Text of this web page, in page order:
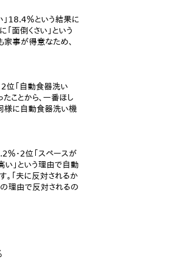
」18.4％という結果に
面倒くさい」という
家事が得意なため、
2位「自動食器洗い
ことから、一番ほし
様に自動食器洗い機
％・2位「スペースが
い」という理由で自動
。「夫に反対されるか
の理由で反対されるの